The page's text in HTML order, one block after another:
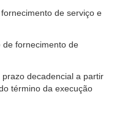
de serviço e
de fornecimento de
decadencial a partir
término da execução